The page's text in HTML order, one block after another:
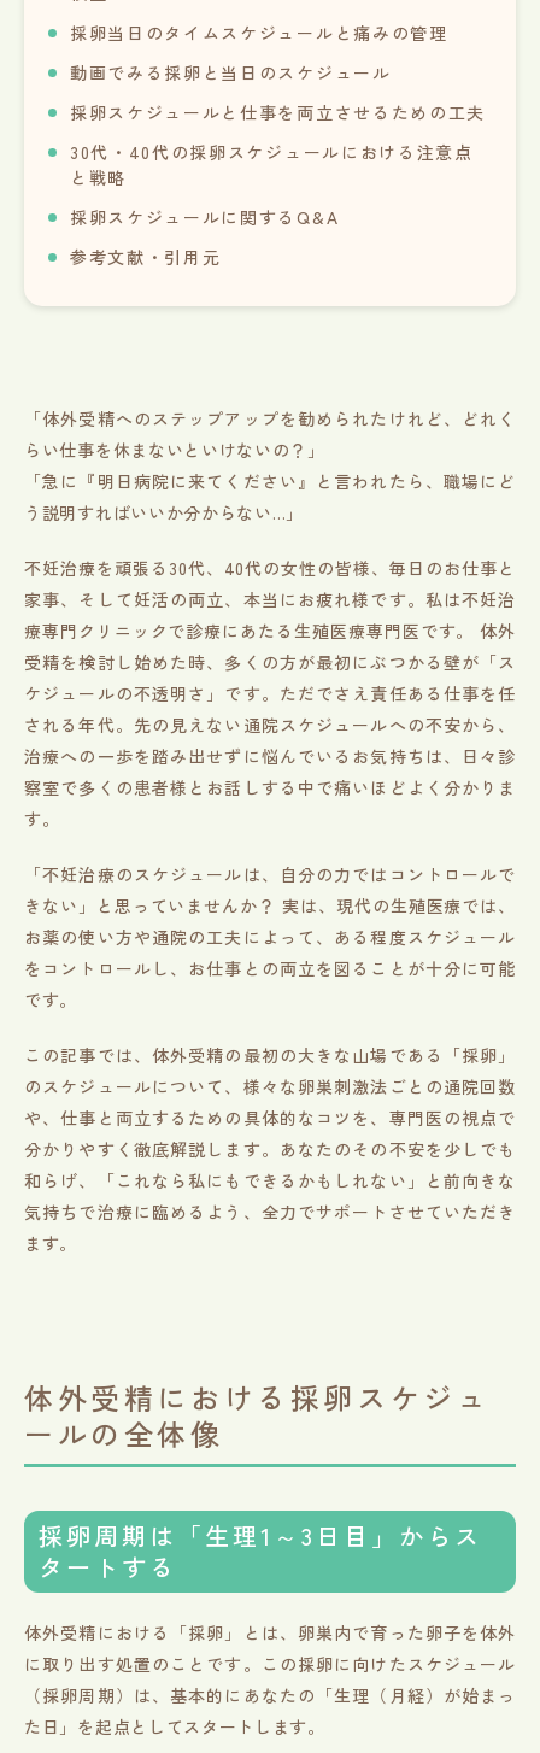
採卵当日のタイムスケジュールと痛みの管理
動画でみる採卵と当日のスケジュール
採卵スケジュールと仕事を両立させるための工夫
30代・40代の採卵スケジュールにおける注意点
と戦略
採卵スケジュールに関するQ&A
参考文献・引用元
「体外受精へのステップアップを勧められたけれど、どれく
らい仕事を休まないといけないの？」
「急に『明日病院に来てください』と言われたら、職場にど
う説明すればいいか分からない…」
不妊治療を頑張る30代、40代の女性の皆様、毎日のお仕事と
家事、そして妊活の両立、本当にお疲れ様です。私は不妊治
療専門クリニックで診療にあたる生殖医療専門医です。 体外
受精を検討し始めた時、多くの方が最初にぶつかる壁が「ス
ケジュールの不透明さ」です。ただでさえ責任ある仕事を任
される年代。先の見えない通院スケジュールへの不安から、
治療への一歩を踏み出せずに悩んでいるお気持ちは、日々診
察室で多くの患者様とお話しする中で痛いほどよく分かりま
す。
「不妊治療のスケジュールは、自分の力ではコントロールで
きない」と思っていませんか？ 実は、現代の生殖医療では、
お薬の使い方や通院の工夫によって、ある程度スケジュール
をコントロールし、お仕事との両立を図ることが十分に可能
です。
この記事では、体外受精の最初の大きな山場である「採卵」
のスケジュールについて、様々な卵巣刺激法ごとの通院回数
や、仕事と両立するための具体的なコツを、専門医の視点で
分かりやすく徹底解説します。あなたのその不安を少しでも
和らげ、「これなら私にもできるかもしれない」と前向きな
気持ちで治療に臨めるよう、全力でサポートさせていただき
ます。
体外受精における採卵スケジュ
ールの全体像
採卵周期は「生理1～3日目」からス
タートする
体外受精における「採卵」とは、卵巣内で育った卵子を体外
に取り出す処置のことです。この採卵に向けたスケジュール
（採卵周期）は、基本的にあなたの「生理（月経）が始まっ
た日」を起点としてスタートします。